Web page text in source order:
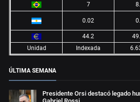
7
0.02
44.2
Unidad
Indexada
ÚLTIMA SEMANA
Presidente Orsi destacó legado